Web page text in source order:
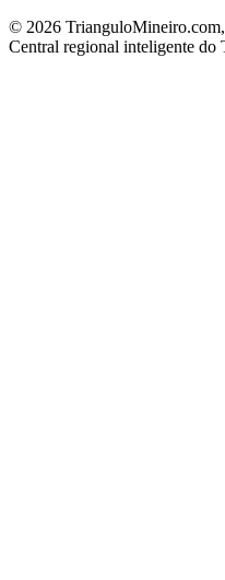
© 2026
Central regional inteligente